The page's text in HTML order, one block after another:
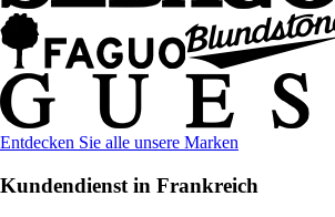
Entdecken Sie alle unsere Marken
Kundendienst in Frankreich